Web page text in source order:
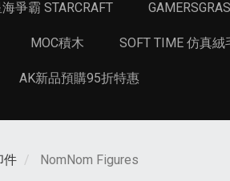
爭霸 STARCRAFT
MOC積木 SOFT TIME 仿真絨
AK新品預購95折特惠
件 NomNom Figures